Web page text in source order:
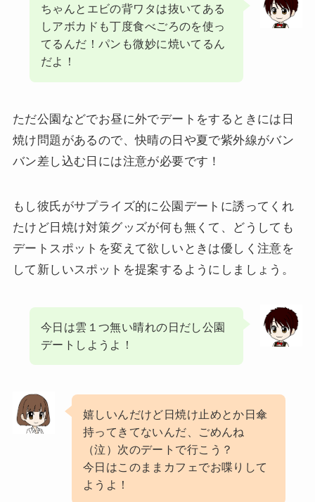
ちゃんとエビの背ワタは抜いてある
しアボカドも丁度食べごろのを使っ
てるんだ！パンも微妙に焼いてるん
だよ！
ただ公園などでお昼に外でデートをするときには日
焼け問題があるので、快晴の日や夏で紫外線がバン
バン差し込む日には注意が必要です！
もし彼氏がサプライズ的に公園デートに誘ってくれ
たけど日焼け対策グッズが何も無くて、どうしても
デートスポットを変えて欲しいときは優しく注意を
して新しいスポットを提案するようにしましょう。
今日は雲１つ無い晴れの日だし公園
デートしようよ！
嬉しいんだけど日焼け止めとか日傘
持ってきてないんだ、ごめんね
（泣）次のデートで行こう？
今日はこのままカフェでお喋りして
ようよ！